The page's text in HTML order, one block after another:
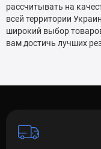
рассчитывать на
всей территории
широкий выбор
вам достичь лучших